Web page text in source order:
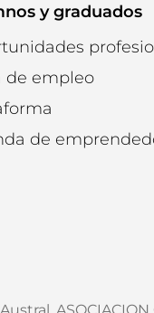
y graduados
de empleo
de